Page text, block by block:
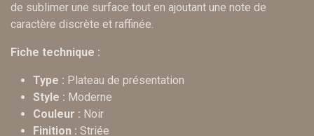
de sublimer une surface tout en ajoutant une note de
caractère discrète et raffinée.
Fiche technique :
Type : Plateau de présentation
Style : Moderne
Couleur : Noir
Finition : Striée